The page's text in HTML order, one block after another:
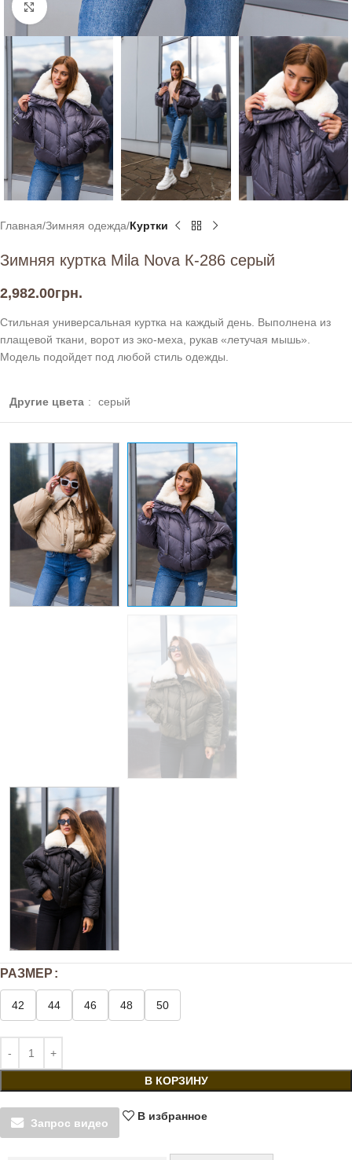
Click to enlarge
Главная Зимняя одежда Куртки
Зимняя куртка Mila Nova К-286 серый
2,982.00грн.
Стильная универсальная куртка на каждый день. Выполнена из
плащевой ткани, ворот из эко-меха, рукав «летучая мышь».
Модель подойдет под любой стиль одежды.
Другие цвета : серый
РАЗМЕР
42 44 46 48 50
В КОРЗИНУ
Запрос видео
В избранное